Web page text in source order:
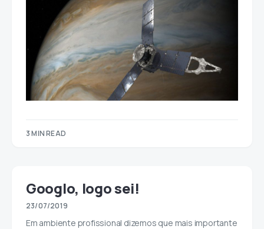
3 MIN READ
Googlo, logo sei!
23/07/2019
Em ambiente profissional dizemos que mais importante